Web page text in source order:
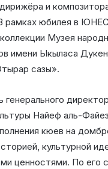
и
рамках юбилея в
Музея
имени Ыкыласа
сазы».
генерального
Найеф аль-
кюев на
культурной
ценностями. По его